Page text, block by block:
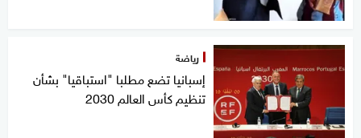
رياضة
إسبانيا تضع مطلبا "استباقيا" بشأن
تنظيم كأس العالم 2030